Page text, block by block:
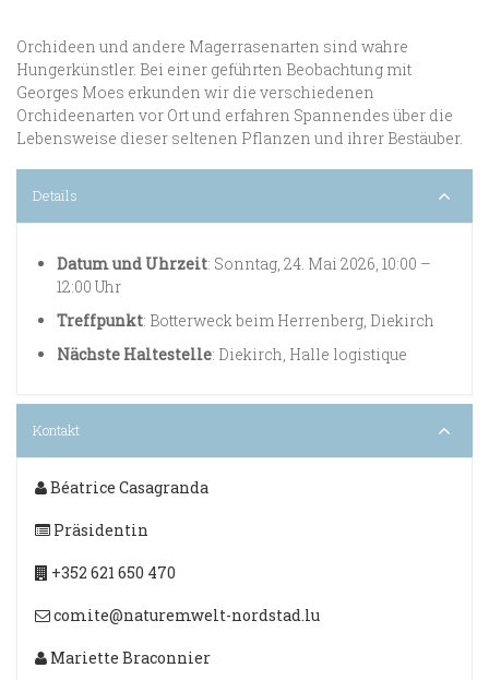
Orchideen und andere Magerrasenarten sind wahre
Hungerkünstler. Bei einer geführten Beobachtung mit
Georges Moes erkunden wir die verschiedenen
Orchideenarten vor Ort und erfahren Spannendes über die
Lebensweise dieser seltenen Pflanzen und ihrer Bestäuber.
Details
Datum und Uhrzeit: Sonntag, 24. Mai 2026, 10:00 –
12:00 Uhr
Treffpunkt: Botterweck beim Herrenberg, Diekirch
Nächste Haltestelle: Diekirch, Halle logistique
Kontakt
Béatrice Casagranda
Präsidentin
+352 621 650 470
comite@naturemwelt-nordstad.lu
Mariette Braconnier